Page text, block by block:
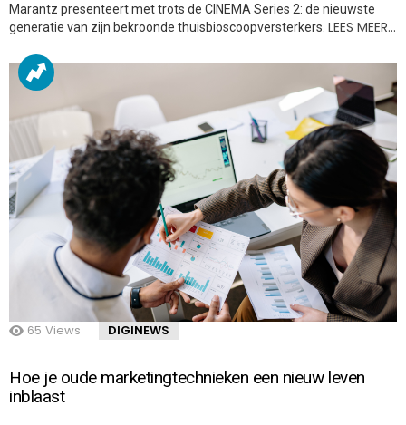
Marantz presenteert met trots de CINEMA Series 2: de nieuwste
generatie van zijn bekroonde thuisbioscoopversterkers. LEES MEER…
65 Views DIGINEWS
Hoe je oude marketingtechnieken een nieuw leven
inblaast